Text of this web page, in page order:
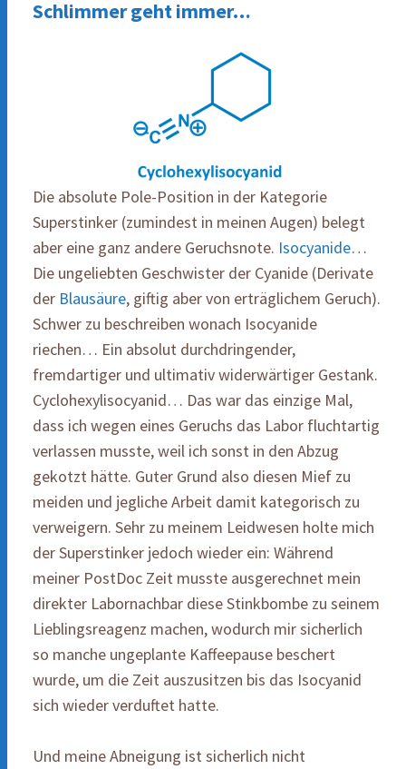
Schlimmer geht immer…
Die absolute Pole-Position in der Kategorie
Superstinker (zumindest in meinen Augen) belegt
aber eine ganz andere Geruchsnote. Isocyanide…
Die ungeliebten Geschwister der Cyanide (Derivate
der Blausäure, giftig aber von erträglichem Geruch).
Schwer zu beschreiben wonach Isocyanide
riechen… Ein absolut durchdringender,
fremdartiger und ultimativ widerwärtiger Gestank.
Cyclohexylisocyanid… Das war das einzige Mal,
dass ich wegen eines Geruchs das Labor fluchtartig
verlassen musste, weil ich sonst in den Abzug
gekotzt hätte. Guter Grund also diesen Mief zu
meiden und jegliche Arbeit damit kategorisch zu
verweigern. Sehr zu meinem Leidwesen holte mich
der Superstinker jedoch wieder ein: Während
meiner PostDoc Zeit musste ausgerechnet mein
direkter Labornachbar diese Stinkbombe zu seinem
Lieblingsreagenz machen, wodurch mir sicherlich
so manche ungeplante Kaffeepause beschert
wurde, um die Zeit auszusitzen bis das Isocyanid
sich wieder verduftet hatte.
Und meine Abneigung ist sicherlich nicht